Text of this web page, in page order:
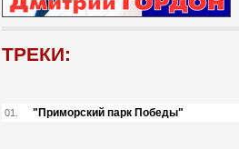
ТРЕКИ:
01. "Приморский парк Победы"